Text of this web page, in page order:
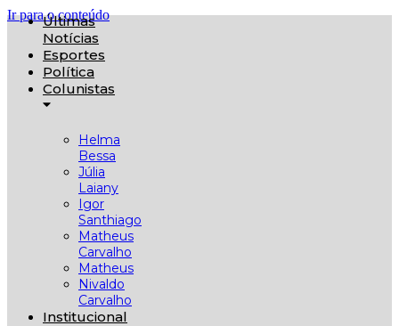
Ir para o conteúdo
Últimas
Notícias
Esportes
Política
Colunistas
Helma
Bessa
Júlia
Laiany
Igor
Santhiago
Matheus
Carvalho
Matheus
Nivaldo
Carvalho
Institucional